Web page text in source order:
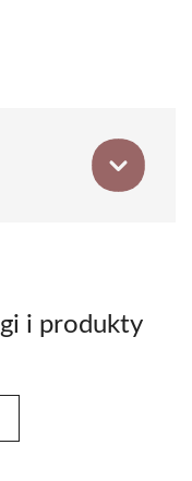
i produkty